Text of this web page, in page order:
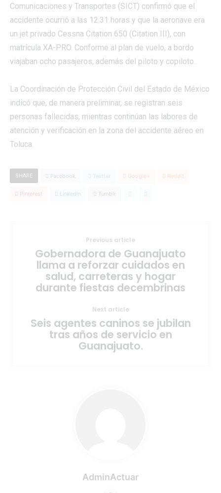
Comunicaciones y Transportes (SICT) confirmó que el
accidente ocurrió a las 12:31 horas y que la aeronave era
un jet privado Cessna Citation 650 (Citation III), con
matrícula XA-PRO. Conforme al plan de vuelo, a bordo
viajaban ocho pasajeros, además del piloto y copiloto.
La Coordinación de Protección Civil del Estado de México
indicó que, de manera preliminar, se registran seis
personas fallecidas, mientras continúan las labores de
atención y verificación en la zona del accidente aéreo en
Toluca.
SHARE Facebook Twitter Google+ Reddit
Pinterest Linkedin Tumblr
Previous article
Gobernadora de Guanajuato
llama a reforzar cuidados en
salud, carreteras y hogar
durante fiestas decembrinas
Next article
Seis agentes caninos se jubilan
tras años de servicio en
Guanajuato.
AdminActuar